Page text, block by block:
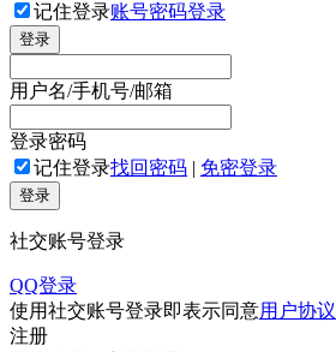
记住登录账号密码登录
登录
用户名/手机号/邮箱
登录密码
记住登录找回密码 | 免密登录
登录
社交账号登录
QQ登录
使用社交账号登录即表示同意用户协议
注册